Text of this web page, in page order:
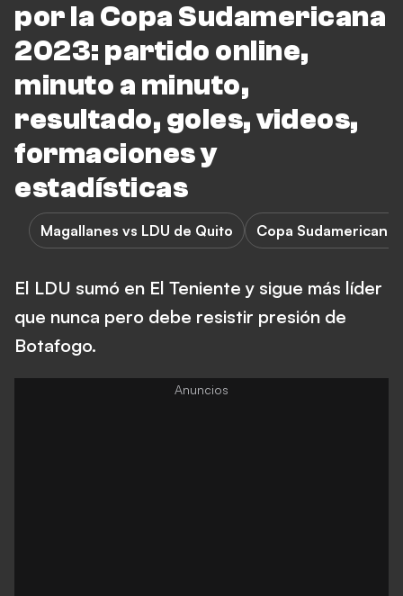
por la Copa Sudamericana
2023: partido online,
minuto a minuto,
resultado, goles, videos,
formaciones y
estadísticas
Magallanes vs LDU de Quito Copa Sudamericana
El LDU sumó en El Teniente y sigue más líder
que nunca pero debe resistir presión de
Botafogo.